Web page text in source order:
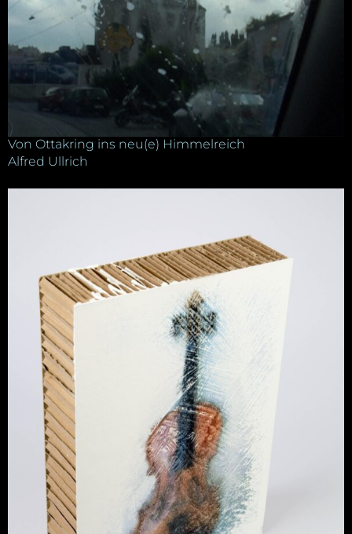
Von Ottakring ins neu(e) Himmelreich
Alfred Ullrich